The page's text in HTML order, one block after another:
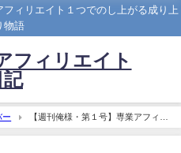
ィリエイト１つでのし上がる成り上
物語
フィリエイト
記
ー
【週刊俺様・第１号】専業アフィリ
への条件